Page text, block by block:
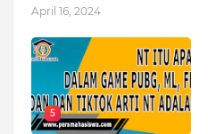
April 16, 2024
5